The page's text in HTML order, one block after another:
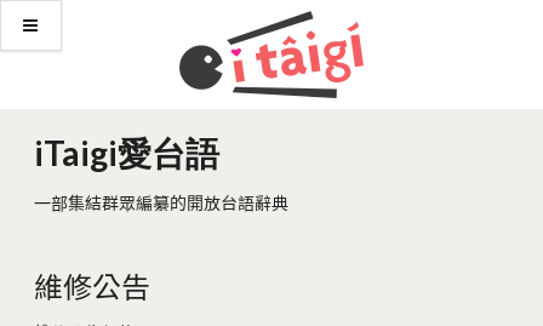
iTaigi愛台語
一部集結群眾編纂的開放台語辭典
維修公告